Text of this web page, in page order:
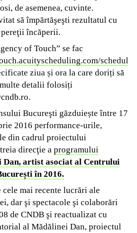
de asemenea, cuvinte.
să împărtăşeşti rezultatul cu
încăperii.
of Touch” se fac
schedul
ziua și ora la care doriți să
detalii folosiți
Bucureşti găzduiește între 17
2016 performance-urile,
din cadrul proiectului
direcţie a programului
Dan, artist asociat al Centrului
în 2016.
mai recente lucrări ale
dar şi spectacole şi colaborări
de CNDB şi reactualizat cu
al Mădălinei Dan, proiectul